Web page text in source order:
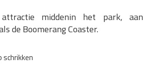
middenin het park, aan
de Boomerang Coaster.
schrikken